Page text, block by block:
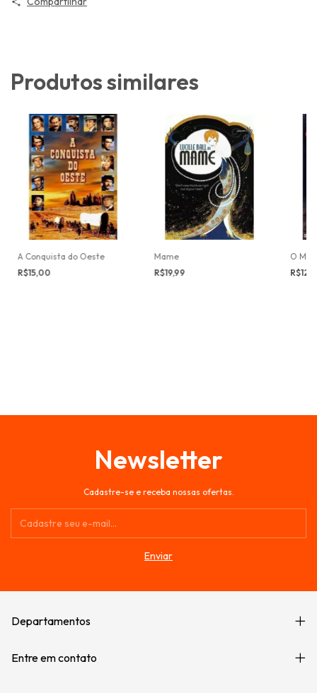
Produtos similares
A Conquista do Oeste
R$15,00
Mame
R$19,99
O
Newsletter
Cadastre-se e receba nossas ofertas.
Departamentos
Entre em contato